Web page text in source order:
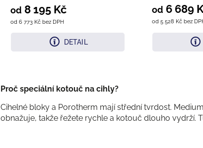
od 6 773 Kč bez DPH
od 8 195 Kč
DETAIL
od 5 528 Kč bez
od 6 689
Proč speciální kotouč na cihly?
Cihelné bloky a Porotherm mají střední tvrdost.
obnažuje, takže řežete rychle a kotouč dlouho vydrží.